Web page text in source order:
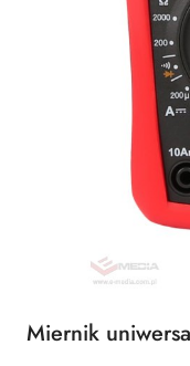
Miernik